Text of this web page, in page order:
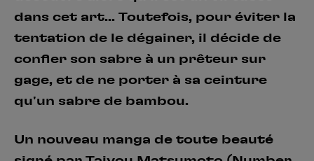
dans cet art... Toutefois, pour éviter la
tentation de le dégainer, il décide de
confier son sabre à un prêteur sur
gage, et de ne porter à sa ceinture
qu'un sabre de bambou.
Un nouveau manga de toute beauté